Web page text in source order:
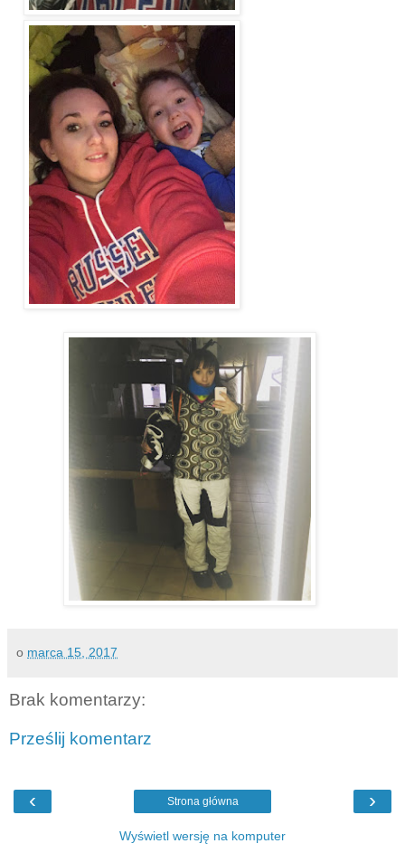
o marca 15, 2017
Brak komentarzy:
Prześlij komentarz
‹ ›
Strona główna
Wyświetl wersję na komputer